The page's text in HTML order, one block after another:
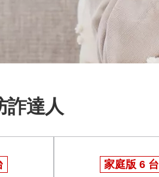
詐達人
家庭版 6 台